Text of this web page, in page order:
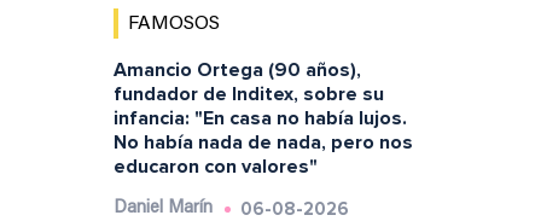
FAMOSOS
Amancio Ortega (90 años),
fundador de Inditex, sobre su
infancia: "En casa no había lujos.
No había nada de nada, pero nos
educaron con valores"
Daniel Marín 06-08-2026